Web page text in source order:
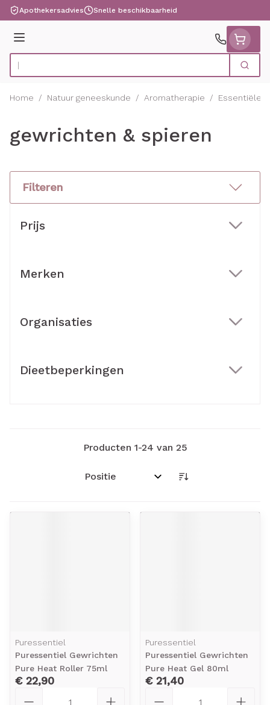
Ga naar de inhoud
Apothekersadvies Snelle beschikbaarheid
Menu
Product, merk, categorie... Zoek
Home / Natuur geneeskunde / Aromatherapie / Essentiële
gewrichten & spieren
Filteren
Prijs
Merken
Organisaties
Dieetbeperkingen
Producten 1-24 van 25
Sorteer op:
Puressentiel
Puressentiel Gewrichten
Pure Heat Roller 75ml
€ 22,90
Puressentiel
Puressentiel Gewrichten
Pure Heat Gel 80ml
€ 21,40